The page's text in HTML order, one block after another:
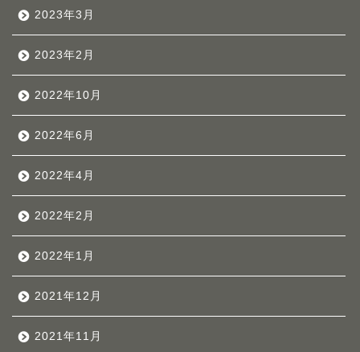
2023年3月
2023年2月
2022年10月
2022年6月
2022年4月
2022年2月
2022年1月
2021年12月
2021年11月